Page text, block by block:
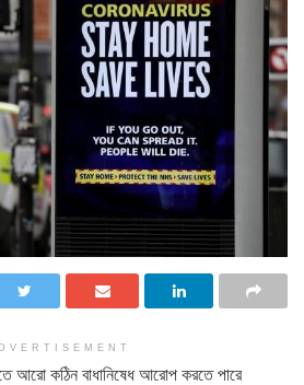
আরো কঠিন বাধানিষেধ আরোপ করতে পারে